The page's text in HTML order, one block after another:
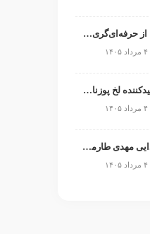
رئیس فیفا از حرفه‌ای‌گری آرژانتین در اوج جنجال‌ها تمجید کرد
شروع ناامیدکننده لخ پوزنان و صیادمنشو در اکستراکلاسا
احتمال جدایی مهدی طارمی از المپیاکوس مطرح است